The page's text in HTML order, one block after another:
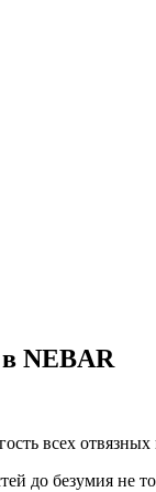
NEBAR
всех
до безумия не